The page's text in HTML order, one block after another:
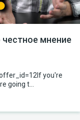
поработать, но
пробовать.
мнение
you're
going t...